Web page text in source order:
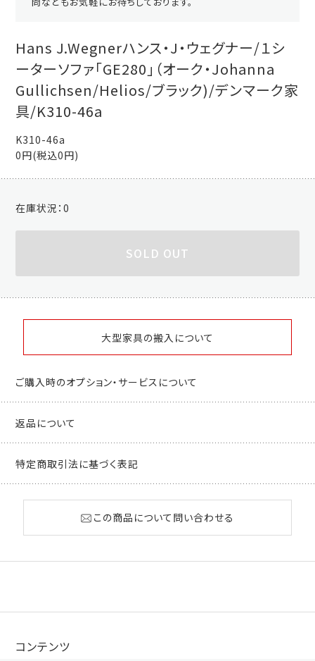
Hans J.Wegnerハンス・J・ウェグナー/１シ
ーターソファ「GE280」（オーク・Johanna
Gullichsen/Helios/ブラック)/デンマーク家
具/K310-46a
K310-46a
0円(税込0円)
在庫状況：0
SOLD OUT
大型家具の搬入について
ご購入時のオプション・サービスについて
返品について
特定商取引法に基づく表記
この商品について問い合わせる
コンテンツ